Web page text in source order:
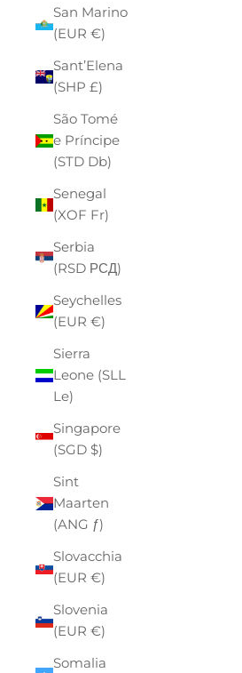
San Marino
(EUR €)
Sant’Elena
(SHP £)
São Tomé
e Príncipe
(STD Db)
Senegal
(XOF Fr)
Serbia
(RSD РСД)
Seychelles
(EUR €)
Sierra
Leone (SLL
Le)
Singapore
(SGD $)
Sint
Maarten
(ANG ƒ)
Slovacchia
(EUR €)
Slovenia
(EUR €)
Somalia